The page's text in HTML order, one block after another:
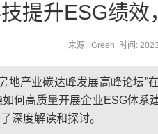
提升ESG绩
来源: iGreen 时间:
地产业碳达峰发展高峰论坛
何高质量开展企业ESG体
深度解读和探讨。